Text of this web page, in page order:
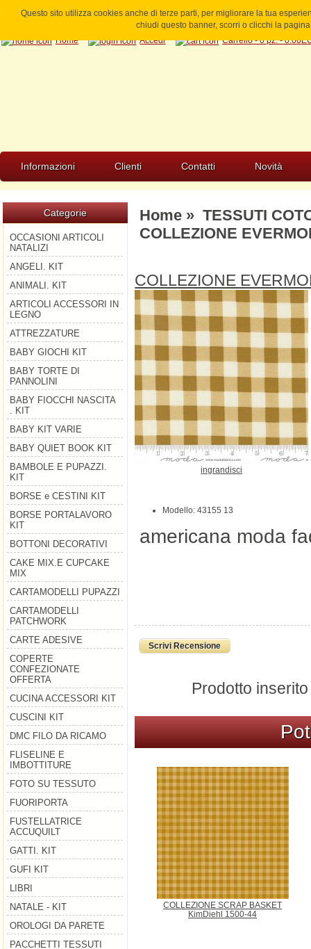
Questo sito utilizza cookies anche di terze parti, per migliorare la tua
chiudi questo banner, scorri o clicchi la
Home
Accedi Carrello - 0 pz. -
Informazioni Clienti Contatti Novità
Categorie
OCCASIONI ARTICOLI
NATALIZI
ANGELI. KIT
ANIMALI. KIT
ARTICOLI ACCESSORI IN
LEGNO
ATTREZZATURE
BABY GIOCHI KIT
BABY TORTE DI
PANNOLINI
BABY FIOCCHI NASCITA
. KIT
BABY KIT VARIE
BABY QUIET BOOK KIT
BAMBOLE E PUPAZZI.
KIT
BORSE e CESTINI KIT
BORSE PORTALAVORO
KIT
BOTTONI DECORATIVI
CAKE MIX.E CUPCAKE
MIX
CARTAMODELLI PUPAZZI
CARTAMODELLI
PATCHWORK
CARTE ADESIVE
COPERTE
CONFEZIONATE
OFFERTA
CUCINA ACCESSORI KIT
CUSCINI KIT
DMC FILO DA RICAMO
FLISELINE E
IMBOTTITURE
FOTO SU TESSUTO
FUORIPORTA
FUSTELLATRICE
ACCUQUILT
GATTI. KIT
GUFI KIT
LIBRI
NATALE - KIT
OROLOGI DA PARETE
PACCHETTI TESSUTI
Home» TESSUTI
COLLEZIONE
COLLEZIONE
ingrandisci
Modello: 43155 13
americana moda
Scrivi Recensione
Prodotto
COLLEZIONE SCRAP BASKET
KimDiehl 1500-44